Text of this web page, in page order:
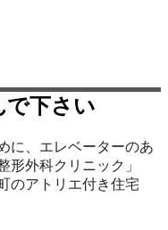
で下さい
に、エレベーターのあ
形外科クリニック」
のアトリエ付き住宅